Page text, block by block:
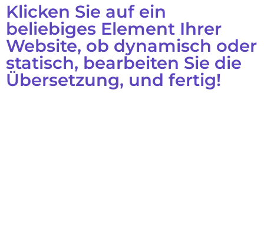
Klicken Sie auf ein
beliebiges Element Ihrer
Website, ob dynamisch oder
statisch, bearbeiten Sie die
Übersetzung, und fertig!